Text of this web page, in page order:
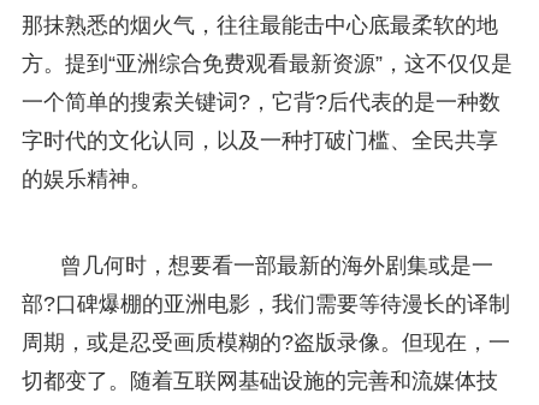
那抹熟悉的烟火气，往往最能击中心底最柔软的地
方。提到“亚洲综合免费观看最新资源”，这不仅仅是
一个简单的搜索关键词?，它背?后代表的是一种数
字时代的文化认同，以及一种打破门槛、全民共享
的娱乐精神。
曾几何时，想要看一部最新的海外剧集或是一
部?口碑爆棚的亚洲电影，我们需要等待漫长的译制
周期，或是忍受画质模糊的?盗版录像。但现在，一
切都变了。随着互联网基础设施的完善和流媒体技